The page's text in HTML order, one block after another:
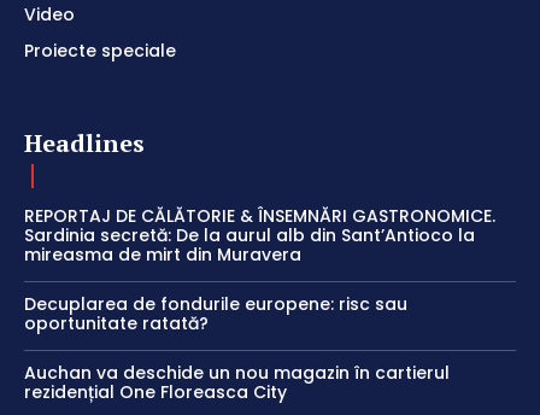
Video
Proiecte speciale
Headlines
REPORTAJ DE CĂLĂTORIE & ÎNSEMNĂRI GASTRONOMICE.
Sardinia secretă: De la aurul alb din Sant’Antioco la
mireasma de mirt din Muravera
Decuplarea de fondurile europene: risc sau
oportunitate ratată?
Auchan va deschide un nou magazin în cartierul
rezidențial One Floreasca City